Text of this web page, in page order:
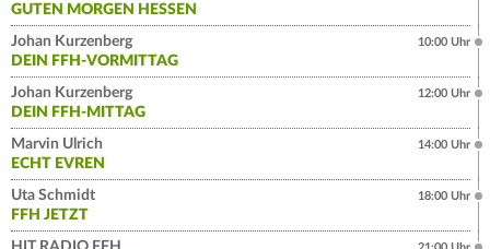
GUTEN MORGEN HESSEN
Johan Kurzenberg
DEIN FFH-VORMITTAG
10:00 Uhr
Johan Kurzenberg
DEIN FFH-MITTAG
12:00 Uhr
Marvin Ulrich
ECHT EVREN
14:00 Uhr
Uta Schmidt
FFH JETZT
18:00 Uhr